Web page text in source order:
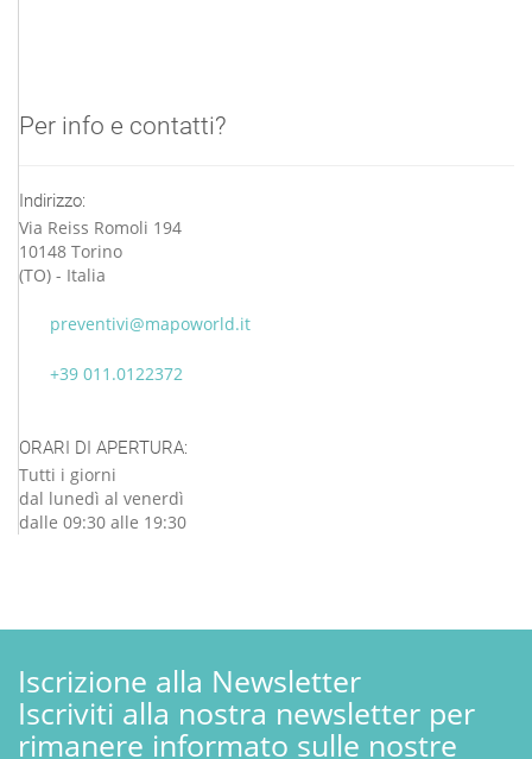
Per info e contatti?
Indirizzo:
Via Reiss Romoli 194
10148 Torino
(TO) - Italia
preventivi@mapoworld.it
+39 011.0122372
ORARI DI APERTURA:
Tutti i giorni
dal lunedì al venerdì
dalle 09:30 alle 19:30
Iscrizione alla Newsletter
Iscriviti alla nostra newsletter per
rimanere informato sulle nostre